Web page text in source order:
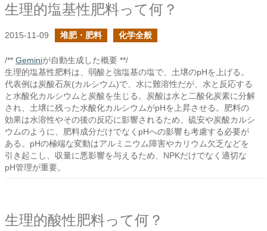
生理的塩基性肥料って何？
2015-11-09 堆肥・肥料 化学全般
/** Geminiが自動生成した概要 **/
生理的塩基性肥料は、弱酸と強塩基の塩で、土壌のpHを上げる。
代表例は炭酸石灰(カルシウム)で、水に難溶性だが、水と反応する
と水酸化カルシウムと炭酸を生じる。炭酸は水と二酸化炭素に分解
され、土壌に残った水酸化カルシウムがpHを上昇させる。肥料の
効果は水溶性やその後の反応に影響されるため、硫安や炭酸カルシ
ウムのように、肥料成分だけでなくpHへの影響も考慮する必要が
ある。pHの極端な変動はアルミニウム障害やカリウム欠乏などを
引き起こし、収量に悪影響を与えるため、NPKだけでなく適切な
pH管理が重要。
生理的酸性肥料って何？